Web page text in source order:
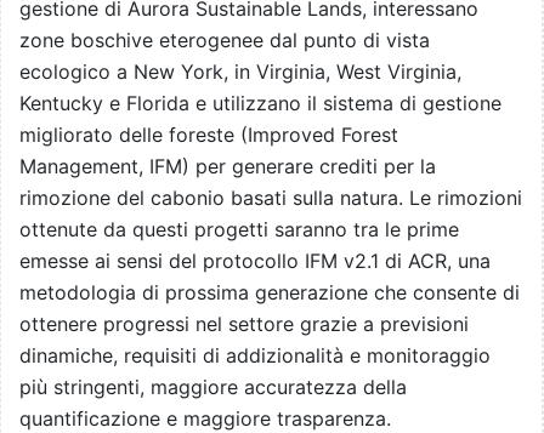
gestione di Aurora Sustainable Lands, interessano
zone boschive eterogenee dal punto di vista
ecologico a New York, in Virginia, West Virginia,
Kentucky e Florida e utilizzano il sistema di gestione
migliorato delle foreste (Improved Forest
Management, IFM) per generare crediti per la
rimozione del cabonio basati sulla natura. Le rimozioni
ottenute da questi progetti saranno tra le prime
emesse ai sensi del protocollo IFM v2.1 di ACR, una
metodologia di prossima generazione che consente di
ottenere progressi nel settore grazie a previsioni
dinamiche, requisiti di addizionalità e monitoraggio
più stringenti, maggiore accuratezza della
quantificazione e maggiore trasparenza.